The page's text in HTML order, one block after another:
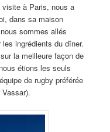
à Paris, nous a
dans sa maison
sommes allés
ingrédients du dîner.
la meilleure façon de
étions les seuls
de rugby préférée